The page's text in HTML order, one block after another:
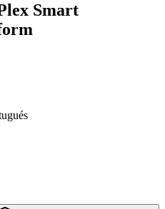
Smart